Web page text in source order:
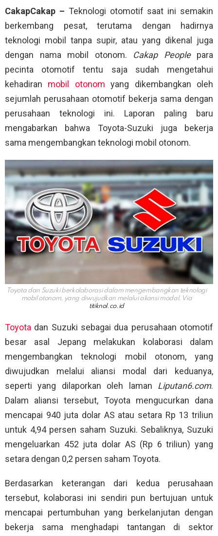
CakapCakap – Teknologi otomotif saat ini semakin
berkembang pesat, terutama dengan hadirnya
teknologi mobil tanpa supir, atau yang dikenal juga
dengan nama mobil otonom. Cakap Peoplepara
pecinta otomotif tentu saja sudah mengetahui
kehadiran mobil otonom yang dikembangkan oleh
sejumlah perusahaan otomotif bekerja sama dengan
perusahaan teknologi ini. Laporan paling baru
mengabarkan bahwa Toyota-Suzuki juga bekerja
sama mengembangkan teknologi mobil otonom.
Toyota dan Suzuki berkolaborasi dalam mengembangkan teknologi
mobil otonom, yang diwujudkan melalui aliansi modal. Via
titiknol.co.id
Toyota dan Suzuki sebagai dua perusahaan otomotif
besar asal Jepang melakukan kolaborasi dalam
mengembangkan teknologi mobil otonom, yang
diwujudkan melalui aliansi modal dari keduanya,
seperti yang dilaporkan oleh laman Liputan6.com.
Dalam aliansi tersebut, Toyota mengucurkan dana
mencapai 940 juta dolar AS atau setara Rp 13 triliun
untuk 4,94 persen saham Suzuki. Sebaliknya, Suzuki
mengeluarkan 452 juta dolar AS (Rp 6 triliun) yang
setara dengan 0,2 persen saham Toyota.
Berdasarkan keterangan dari kedua perusahaan
tersebut, kolaborasi ini sendiri pun bertujuan untuk
mencapai pertumbuhan yang berkelanjutan dengan
bekerja sama menghadapi tantangan di sektor